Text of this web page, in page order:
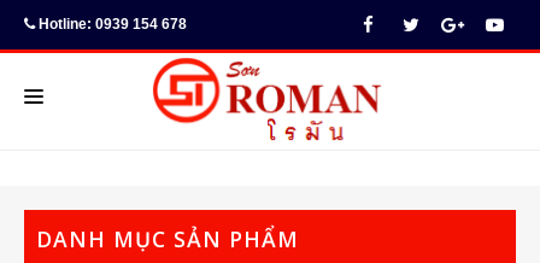
Hotline: 0939 154 678
DANH MỤC SẢN PHẨM